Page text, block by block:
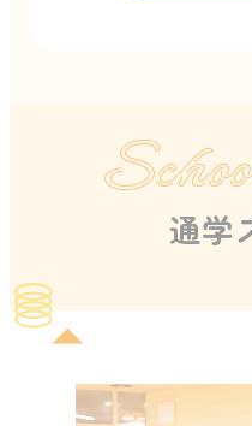
通学